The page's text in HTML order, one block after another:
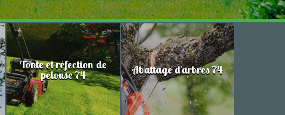
Tonte et réfection de
pelouse 74 Abattage d'arbres 74